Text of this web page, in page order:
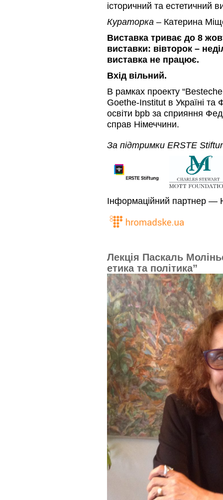
історичний та естетичний
Кураторка – Катерина
Виставка триває до 8
виставки: вівторок –
виставка не працює.
Вхід вільний.
В рамках проекту
Goethe-Institut в Україні
освіти bpb за сприяння
справ Німеччини.
За підтримки ERSTE
Інформаційний партнер —
Лекція Паскаль
етика та політика”